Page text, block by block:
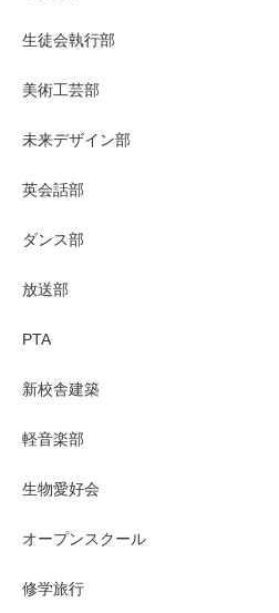
生徒会執行部
美術工芸部
未来デザイン部
英会話部
ダンス部
放送部
PTA
新校舎建築
軽音楽部
生物愛好会
オープンスクール
修学旅行